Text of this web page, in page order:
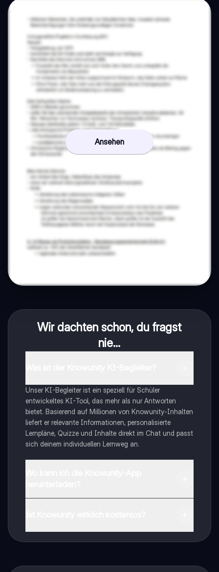
Ansehen
Wir dachten schon, du fragst
nie...
Unser KI-Begleiter ist ein speziell für Schüler
entwickeltes KI-Tool, das mehr als nur Antworten
bietet. Basierend auf Millionen von Knowunity-Inhalten
liefert er relevante Informationen, personalisierte
Lernpläne, Quizze und Inhalte direkt im Chat und passt
sich deinem individuellen Lernweg an.